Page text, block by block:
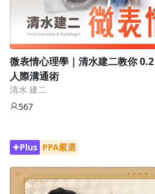
微表情心理學｜清水建二教你
人際溝通術
清水 建二
567
Plus PPA嚴選